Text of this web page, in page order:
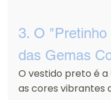
3. O
das Gemas
O vestido preto é
as cores vibrantes